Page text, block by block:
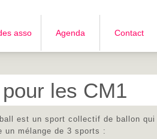
asso Agenda Contact
les CM1
est un sport collectif de ballon qui
un mélange de 3 sports :